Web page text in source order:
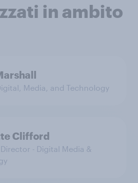
in ambito
Media, and Technology
Clifford
- Digital Media &